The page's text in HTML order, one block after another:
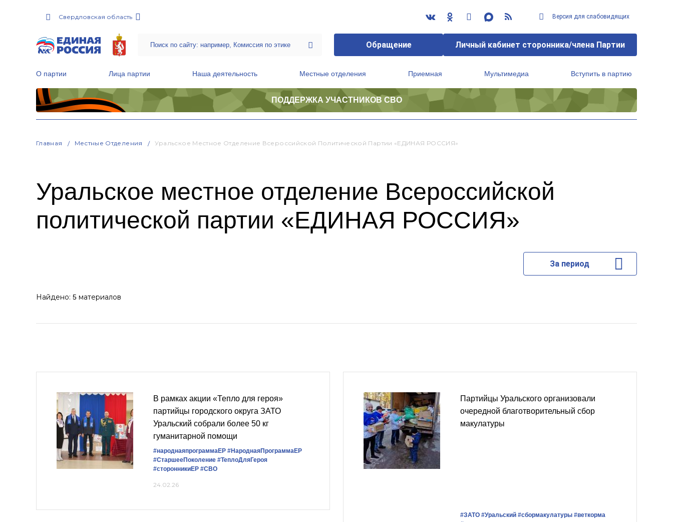
Свердловская область Версия для слабовидящих
Обращение Личный кабинет сторонника/члена Партии
О партии Лица партии Наша деятельность Местные отделения Приемная Мультимедиа Вступить в партию
ПОДДЕРЖКА УЧАСТНИКОВ СВО
Главная Местные Отделения Уральское Местное Отделение Всероссийской Политической Партии «ЕДИНАЯ РОССИЯ»
Уральское местное отделение Всероссийской
политической партии «ЕДИНАЯ РОССИЯ»
За период
Найдено: 5 материалов
В рамках акции «Тепло для героя»
партийцы городского округа ЗАТО
Уральский собрали более 50 кг
гуманитарной помощи
#народнаяпрограммаЕР #НароднаяПрограммаЕР
#СтаршееПоколение #ТеплоДляГероя
#сторонникиЕР #СВО
24.02.26
Партийцы Уральского организовали
очередной благотворительный сбор
макулатуры
#ЗАТО #Уральский #сбормакулатуры #веткорма